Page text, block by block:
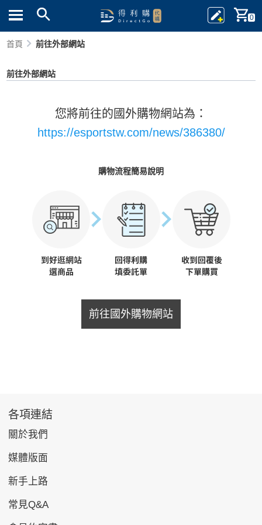
0
首頁 前往外部網站
前往外部網站
您將前往的國外購物網站為：
https://esportstw.com/news/386380/
購物流程簡易說明
前往國外購物網站
各項連結
關於我們
媒體版面
新手上路
常見Q&A